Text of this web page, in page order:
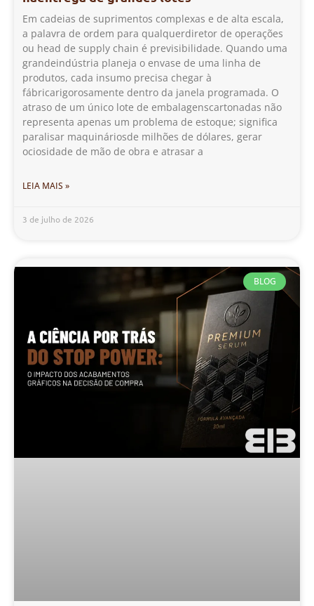
Em cadeias de suprimentos complexas e de alta escala,
a palavra de ordem para qualquerdiretor de operações
ou head de supply chain é previsibilidade. Quando uma
grandeindústria planeja o envase de uma linha de
produtos, cada insumo precisa chegar à
fábricarigorosamente dentro da janela programada. O
atraso de um único lote de embalagenscartonadas não
representa apenas um problema de estoque; significa
paralisar maquináriosde milhões de dólares, gerar
ociosidade de mão de obra e atrasar a
LEIA MAIS »
3 de julho de 2026
BLOG